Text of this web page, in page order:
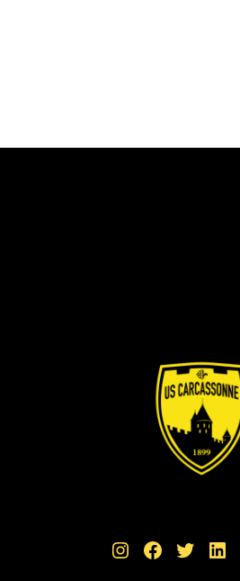
Instagram Facebook Twitter LinkedIn